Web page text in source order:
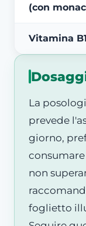
(con
Vitamina B1
La
prevede
giorno,
non
foglietto